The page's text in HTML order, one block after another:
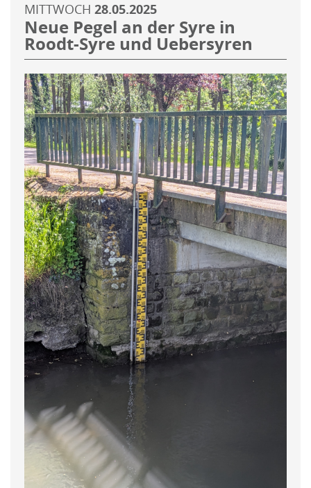
MITTWOCH 28.05.2025
Neue Pegel an der Syre in
Roodt-Syre und Uebersyren